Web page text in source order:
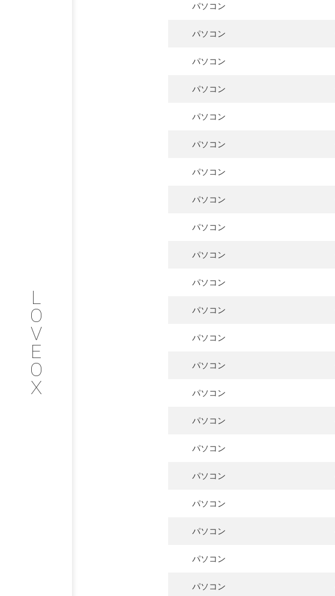
L
O
V
E
O
X
PHILOSOPHY
COMPANY
PROFILE
SERVICE
INTERVIEW
RECRUIT
GREEN
CHALLENGE
お問い合わせ
パソコン
パソコン
パソコン
パソコン
パソコン
パソコン
パソコン
パソコン
パソコン
パソコン
パソコン
パソコン
パソコン
パソコン
パソコン
パソコン
パソコン
パソコン
パソコン
パソコン
パソコン
パソコン